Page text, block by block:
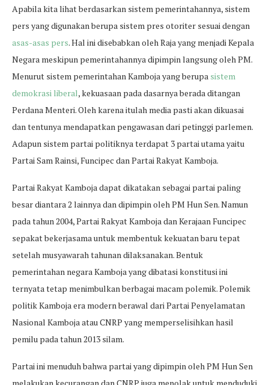
Apabila kita lihat berdasarkan sistem pemerintahannya, sistem
pers yang digunakan berupa sistem pres otoriter sesuai dengan
asas-asas pers. Hal ini disebabkan oleh Raja yang menjadi Kepala
Negara meskipun pemerintahannya dipimpin langsung oleh PM.
Menurut sistem pemerintahan Kamboja yang berupa sistem
demokrasi liberal, kekuasaan pada dasarnya berada ditangan
Perdana Menteri. Oleh karena itulah media pasti akan dikuasai
dan tentunya mendapatkan pengawasan dari petinggi parlemen.
Adapun sistem partai politiknya terdapat 3 partai utama yaitu
Partai Sam Rainsi, Funcipec dan Partai Rakyat Kamboja.
Partai Rakyat Kamboja dapat dikatakan sebagai partai paling
besar diantara 2 lainnya dan dipimpin oleh PM Hun Sen. Namun
pada tahun 2004, Partai Rakyat Kamboja dan Kerajaan Funcipec
sepakat bekerjasama untuk membentuk kekuatan baru tepat
setelah musyawarah tahunan dilaksanakan. Bentuk
pemerintahan negara Kamboja yang dibatasi konstitusi ini
ternyata tetap menimbulkan berbagai macam polemik. Polemik
politik Kamboja era modern berawal dari Partai Penyelamatan
Nasional Kamboja atau CNRP yang memperselisihkan hasil
pemilu pada tahun 2013 silam.
Partai ini menuduh bahwa partai yang dipimpin oleh PM Hun Sen